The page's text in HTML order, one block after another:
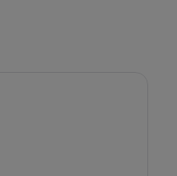
la salle de restauration
une friandise
vous dans la rue Monja de